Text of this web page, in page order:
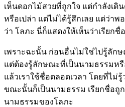
เห็นดอกไม้สวยที่ถูกใจ แต่กำลังเดิ
หรือเปล่า แต่ไม่ได้รู้สึกเลย แต่ว่าพ
ว่า โลภะ นี่ก็แสดงให้เห็นว่าเรียก
เพราะฉะนั้น ก่อนอื่นไม่ใช่ไปรู้ลัก
แต่ต้องรู้ลักษณะที่เป็นนามธรรมห
แล้วเราใช้ชื่อตลอดเวลา โดยที่ไม่
ขณะนั้นก็เป็นนามธรรม เรียกชื่อถู
นามธรรมของโลภะ